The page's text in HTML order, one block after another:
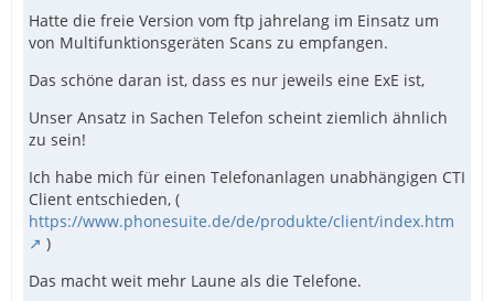
Hatte die freie Version vom ftp jahrelang im Einsatz um
von Multifunktionsgeräten Scans zu empfangen.
Das schöne daran ist, dass es nur jeweils eine ExE ist,
Unser Ansatz in Sachen Telefon scheint ziemlich ähnlich
zu sein!
Ich habe mich für einen Telefonanlagen unabhängigen CTI
Client entschieden, (
https://www.phonesuite.de/de/produkte/client/index.htm
)
Das macht weit mehr Laune als die Telefone.